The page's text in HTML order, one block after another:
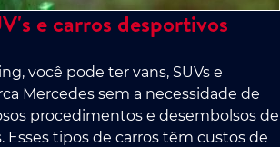
e carros desportivos
você pode ter vans, SUVs e
Mercedes sem a necessidade de
procedimentos e desembolsos de
Esses tipos de carros têm custos de